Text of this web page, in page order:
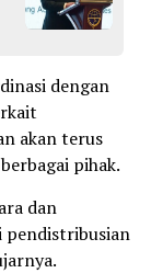
dengan
akan terus
pihak.
dan
pendistribusian